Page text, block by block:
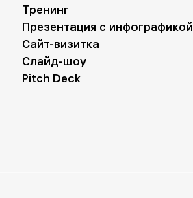
Тренинг
Презентация с инфографикой
Сайт-визитка
Слайд-шоу
Pitch Deck